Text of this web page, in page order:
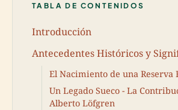
TABLA DE CONTENIDOS
Introducción
Antecedentes Históricos y
El Nacimiento de una Reserva
Un Legado Sueco - La
Alberto Löfgren